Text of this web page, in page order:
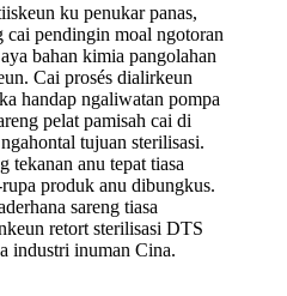
ku penukar panas,
cai pendingin moal ngotoran
bahan kimia pangolahan
Cai prosés dialirkeun
handap ngaliwatan pompa
pelat pamisah cai di
tujuan sterilisasi.
tekanan anu tepat tiasa
produk anu dibungkus.
sareng tiasa
retort sterilisasi DTS
industri inuman Cina.